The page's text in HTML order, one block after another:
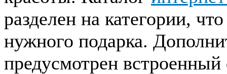
разделен на категории,
нужного подарка.
предусмотрен